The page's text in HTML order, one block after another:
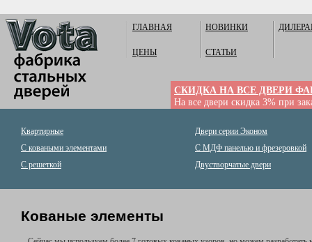
ГЛАВНАЯ
ЦЕНЫ
НОВИНКИ
СТАТЬИ
СКИДКА НА ВСЕ ДВЕРИ
На все двери скидка 3% при
Квартирные
Двери серии Эконом
С коваными элементами
С МДФ панелью и фрезеровкой
С решеткой
Двустворчатые двери
Кованые элементы